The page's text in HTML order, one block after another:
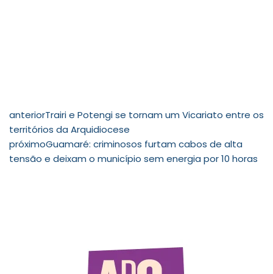
anteriorTrairi e Potengi se tornam um Vicariato entre os
territórios da Arquidiocese
próximoGuamaré: criminosos furtam cabos de alta
tensão e deixam o município sem energia por 10 horas